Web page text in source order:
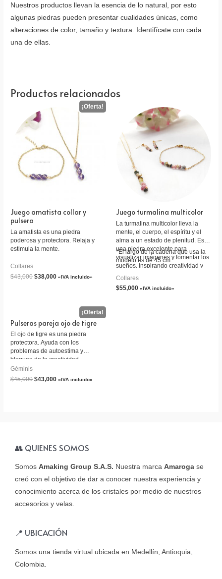
Nuestros productos llevan la esencia de lo natural, por esto
algunas piedras pueden presentar cualidades únicas, como
alteraciones de color, tamaño y textura. Identifícate con cada
una de ellas.
Productos relacionados
Juego amatista collar y
pulsera
La amatista es una piedra
poderosa y protectora. Relaja y
estimula la mente.
Collares
$43,000 $38,000 «IVA incluido»
Juego turmalina multicolor
La turmalina multicolor lleva la
mente, el cuerpo, el espíritu y el
alma a un estado de plenitud. Es
una piedra excelente para
visualizar imágenes y fomentar los
sueños, inspirando creatividad y
potenciando la imaginación. Esta
con el yo interno y con los reinos
*El largo de la cadena que usa la
modelo es de 45 cm.
Collares
$55,000 «IVA incluido»
Pulseras pareja ojo de tigre
El ojo de tigre es una piedra
protectora. Ayuda con los
problemas de autoestima y
bloqueo de la creatividad.
Géminis
$45,000 $43,000 «IVA incluido»
👥 QUIENES SOMOS
Somos Amaking Group S.A.S. Nuestra marca Amaroga se
creó con el objetivo de dar a conocer nuestra experiencia y
conocimiento acerca de los cristales por medio de nuestros
accesorios y velas.
📍 UBICACIÓN
Somos una tienda virtual ubicada en Medellín, Antioquia,
Colombia.